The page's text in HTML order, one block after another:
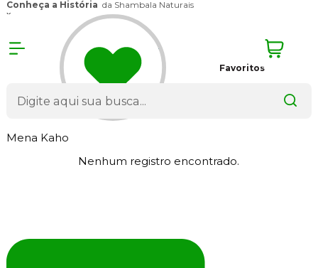
Conheça a História da Shambala Naturais
x
Favoritos
Mena Kaho
Nenhum registro encontrado.